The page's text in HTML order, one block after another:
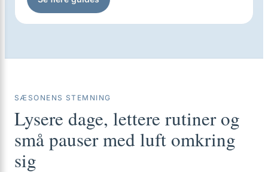
SÆSONENS STEMNING
Lysere dage, lettere rutiner og
små pauser med luft omkring
sig